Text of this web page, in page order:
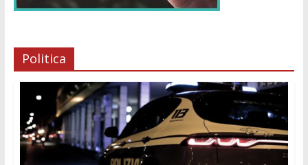
Politica